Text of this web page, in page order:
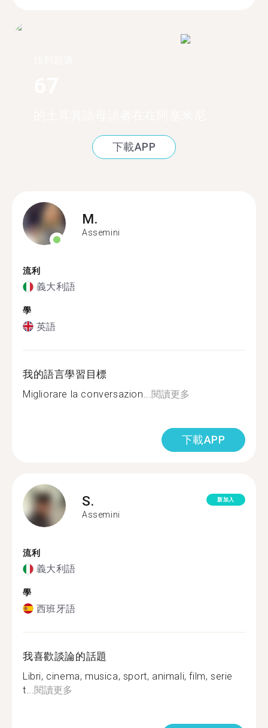
下載APP
M.
Assemini
流利
義大利語
學
英語
我的語言學習目標
Migliorare la conversazion... 閱讀更多
下載APP
S.
Assemini
新加入
流利
義大利語
學
西班牙語
我喜歡談論的話題
Libri, cinema, musica, sport, animali, film, serie
t... 閱讀更多